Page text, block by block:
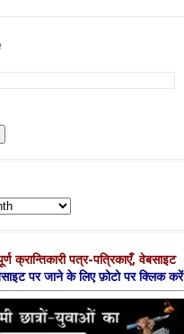
क्रान्तिकारी पत्र-पत्रिकाएँ, वेबसाइट
पर जाने के लिए फ़ोटो पर क्लिक करें